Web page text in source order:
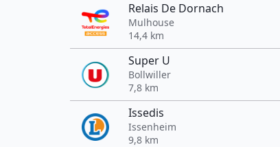
Relais De Dornach
Mulhouse
14,4 km
Super U
Bollwiller
7,8 km
Issedis
Issenheim
9,8 km